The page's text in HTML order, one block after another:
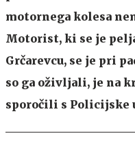
motornega kolesa
Motorist, ki se je
Grčarevcu, se je pri
so ga oživljali, je na
sporočili s Policijske